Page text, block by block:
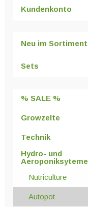
Kundenkonto
Neu im Sortiment
Sets
% SALE %
Growzelte
Technik
Hydro- und
Aeroponiksyteme
Nutriculture
Autopot